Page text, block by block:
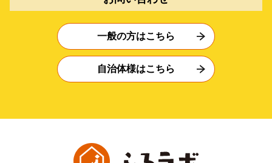
一般の方はこちら
自治体様はこちら